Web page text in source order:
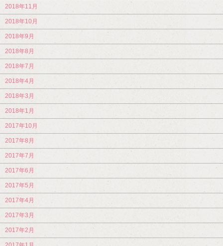
2018年11月
2018年10月
2018年9月
2018年8月
2018年7月
2018年4月
2018年3月
2018年1月
2017年10月
2017年8月
2017年7月
2017年6月
2017年5月
2017年4月
2017年3月
2017年2月